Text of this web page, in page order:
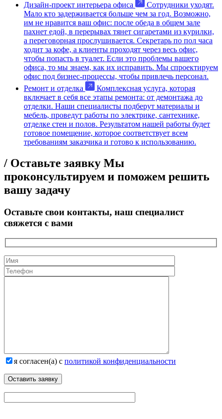
Дизайн-проект интерьера офиса
Сотрудники уходят.
Мало кто задерживается больше чем за год. Возможно,
им не нравится ваш офис: после обеда в общем зале
пахнет едой, в перерывах тянет сигаретами из курилки,
а переговорная прослушивается. Секретарь по пол часа
ходит за кофе, а клиенты проходят через весь офис,
чтобы попасть в туалет. Если это проблемы вашего
офиса, то мы знаем, как их исправить. Мы спроектируем
офис под бизнес-процессы, чтобы привлечь персонал.
Ремонт и отделка
Комплексная услуга, которая
включает в себя все этапы ремонта: от демонтажа до
отделки. Наши специалисты подберут материалы и
мебель, проведут работы по электрике, сантехнике,
отделке стен и полов. Результатом нашей работы будет
готовое помещение, которое соответствует всем
требованиям заказчика и готово к использованию.
/ Оставьте заявку Мы
проконсультируем и поможем решить
вашу задачу
Оставьте свои контакты, наш специалист
свяжется с вами
я согласен(а) с политикой конфиденциальности